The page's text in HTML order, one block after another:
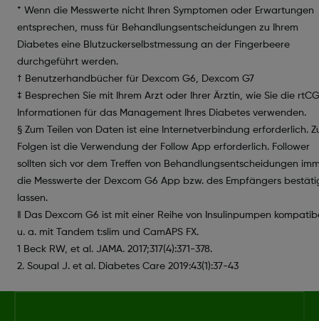
* Wenn die Messwerte nicht Ihren Symptomen oder Erwartungen
entsprechen, muss für Behandlungsentscheidungen zu Ihrem
Diabetes eine Blutzuckerselbstmessung an der Fingerbeere
durchgeführt werden.
† Benutzerhandbücher für Dexcom G6, Dexcom G7
‡ Besprechen Sie mit Ihrem Arzt oder Ihrer Ärztin, wie Sie die
Informationen für das Management Ihres Diabetes verwenden.
§ Zum Teilen von Daten ist eine Internetverbindung erforderlich.
Folgen ist die Verwendung der Follow App erforderlich. Follower
sollten sich vor dem Treffen von Behandlungsentscheidungen
die Messwerte der Dexcom G6 App bzw. des Empfängers
lassen.
‖ Das Dexcom G6 ist mit einer Reihe von Insulinpumpen
u. a. mit Tandem t:slim und CamAPS FX.
1 Beck RW, et al. JAMA. 2017;317(4):371-378.
2. Soupal J. et al. Diabetes Care 2019:43(1):37-43